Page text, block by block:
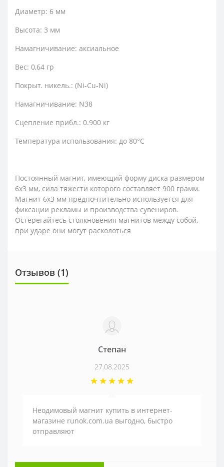
Диаметр: 6 мм
Высота: 3 мм
Намагничивание: аксиальное
Вес: 0,64 гр
Покрыт. никель.: (Ni-Cu-Ni)
Намагничивание: N38
Сцепление прибл.: 0.900 кг
Температура использования: до 80°C
Постоянный магнит, имеющий форму диска размером
6х3 мм, сила тяжести которого составляет 900 грамм.
Магнит 6х3 мм предпочтительно используется для
фиксации рекламы и производства сувениров.
Остерегайтесь столкновения магнитов между собой,
при ударе они могут расколоться
Отзывов (1)
Степан
27.08.2025
Неодимовый магнит купить в интернет-
магазине runok.com.ua выгодно, быстро
отправляют